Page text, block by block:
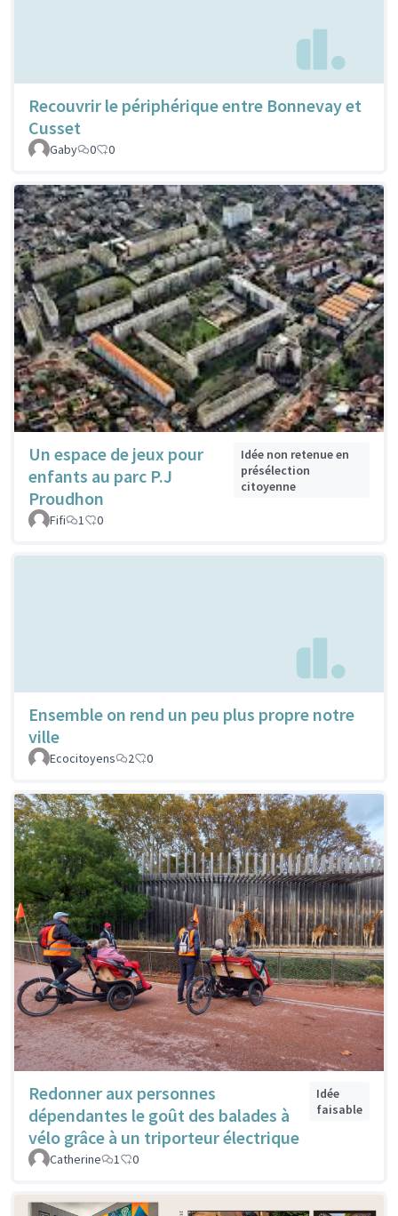
Recouvrir le périphérique entre Bonnevay et
Cusset
Gaby 0 0
Un espace de jeux pour
enfants au parc P.J
Proudhon
Idée non retenue en
présélection
citoyenne
Fifi 1 0
Ensemble on rend un peu plus propre notre
ville
Ecocitoyens 2 0
Redonner aux personnes
dépendantes le goût des balades à
vélo grâce à un triporteur électrique
Idée
faisable
Catherine 1 0